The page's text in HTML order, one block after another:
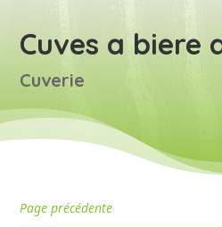
Cuves a biere
Cuverie
Page précédente